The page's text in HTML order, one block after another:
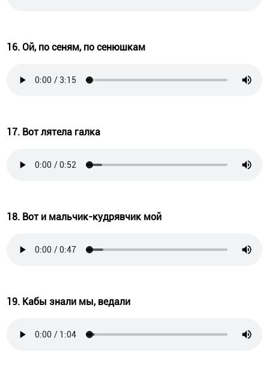
16. Ой, по сеням, по сенюшкам
17. Вот лятела галка
18. Вот и мальчик-кудрявчик мой
19. Кабы знали мы, ведали